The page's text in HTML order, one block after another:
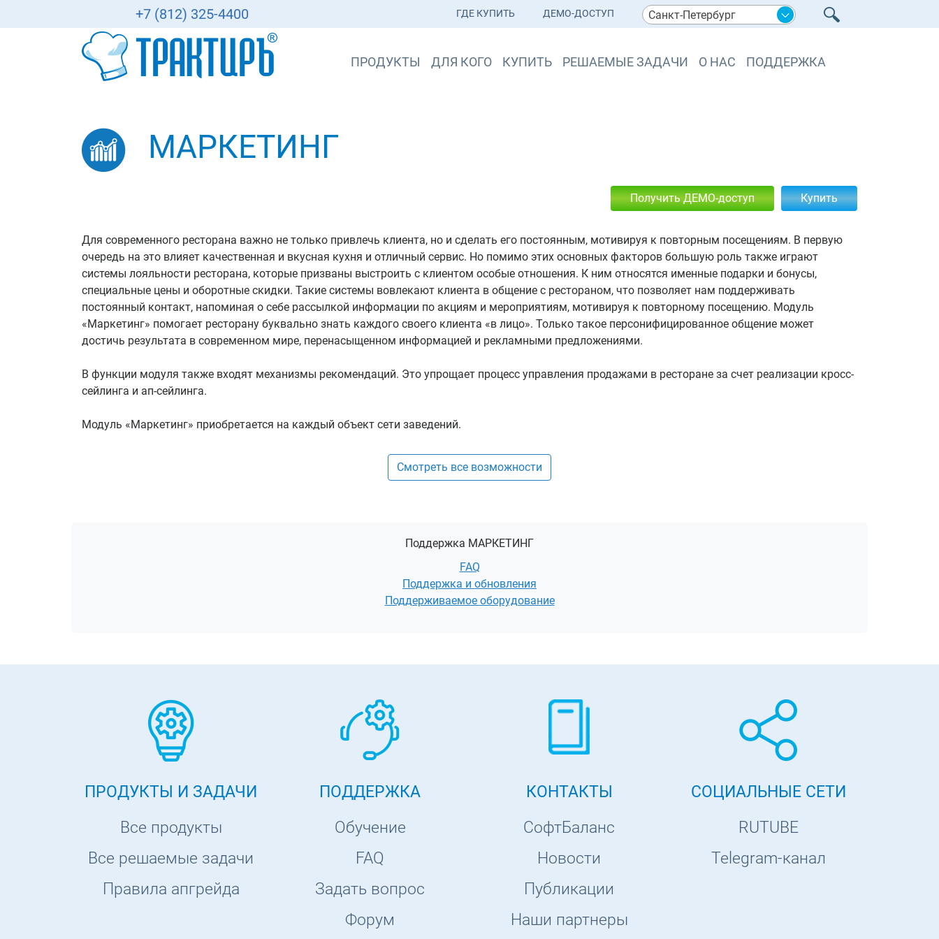
+7 (812) 325-4400 ГДЕ КУПИТЬ ДЕМО-ДОСТУП Санкт-Петербург
ПРОДУКТЫ ДЛЯ КОГО КУПИТЬ РЕШАЕМЫЕ ЗАДАЧИ О НАС ПОДДЕРЖКА
МАРКЕТИНГ
Получить ДЕМО-доступ Купить
Для современного ресторана важно не только привлечь клиента, но и сделать его постоянным, мотивируя к повторным посещениям. В первую
очередь на это влияет качественная и вкусная кухня и отличный сервис. Но помимо этих основных факторов большую роль также играют
системы лояльности ресторана, которые призваны выстроить с клиентом особые отношения. К ним относятся именные подарки и бонусы,
специальные цены и оборотные скидки. Такие системы вовлекают клиента в общение с рестораном, что позволяет нам поддерживать
постоянный контакт, напоминая о себе рассылкой информации по акциям и мероприятиям, мотивируя к повторному посещению. Модуль
«Маркетинг» помогает ресторану буквально знать каждого своего клиента «в лицо». Только такое персонифицированное общение может
достичь результата в современном мире, перенасыщенном информацией и рекламными предложениями.
В функции модуля также входят механизмы рекомендаций. Это упрощает процесс управления продажами в ресторане за счет реализации кросс-
сейлинга и ап-сейлинга.
Модуль «Маркетинг» приобретается на каждый объект сети заведений.
Смотреть все возможности
Поддержка МАРКЕТИНГ
FAQ
Поддержка и обновления
Поддерживаемое оборудование
ПРОДУКТЫ И ЗАДАЧИ
Все продукты
Все решаемые задачи
Правила апгрейда
ПОДДЕРЖКА
Обучение
FAQ
Задать вопрос
Форум
КОНТАКТЫ
СофтБаланс
Новости
Публикации
Наши партнеры
СОЦИАЛЬНЫЕ СЕТИ
RUTUBE
Telegram-канал